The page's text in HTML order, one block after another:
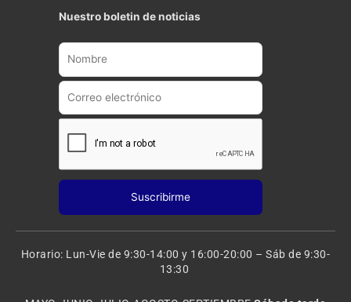
t
u
b
t
a
g
a
Nuestro boletin de noticias
Horario: Lun-Vie de 9:30-14:00 y 16:00-20:00 – Sáb de 9:30-
13:30